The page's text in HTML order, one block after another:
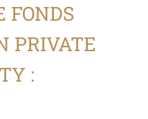
FONDS
PRIVATE
: